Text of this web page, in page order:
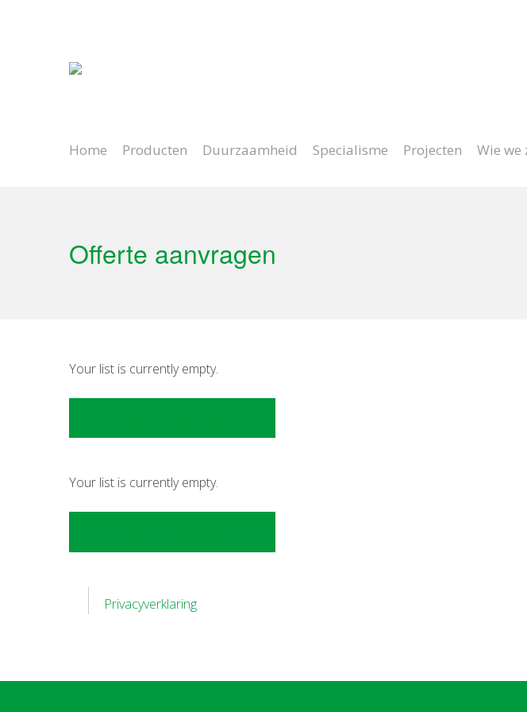
Home Producten Duurzaamheid Specialisme Projecten Wie we
Offerte aanvragen
Your list is currently empty.
Your list is currently empty.
Privacyverklaring